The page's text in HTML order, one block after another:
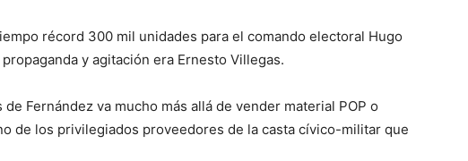
récord 300 mil unidades para el comando electoral Hugo
y agitación era Ernesto Villegas.
Fernández va mucho más allá de vender material POP o
de los privilegiados proveedores de la casta cívico-militar que